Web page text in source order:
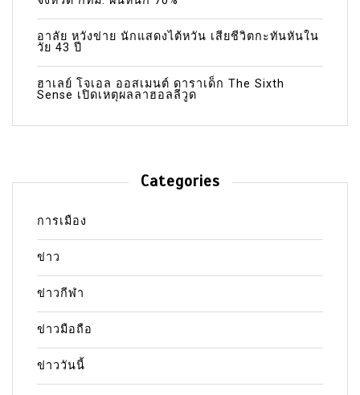
อาลัย หวังข่าย นักแสดงไต้หวัน เสียชีวิตกะทันหันใน
วัย 43 ปี
ฮาเลย์ โจเอล ออสเมนต์ ดาราเด็ก The Sixth
Sense เปิดเหตุผลลาฮอลลีวูด
Categories
การเมือง
ข่าว
ข่าวกีฬา
ข่าวมือถือ
ข่าววันนี้